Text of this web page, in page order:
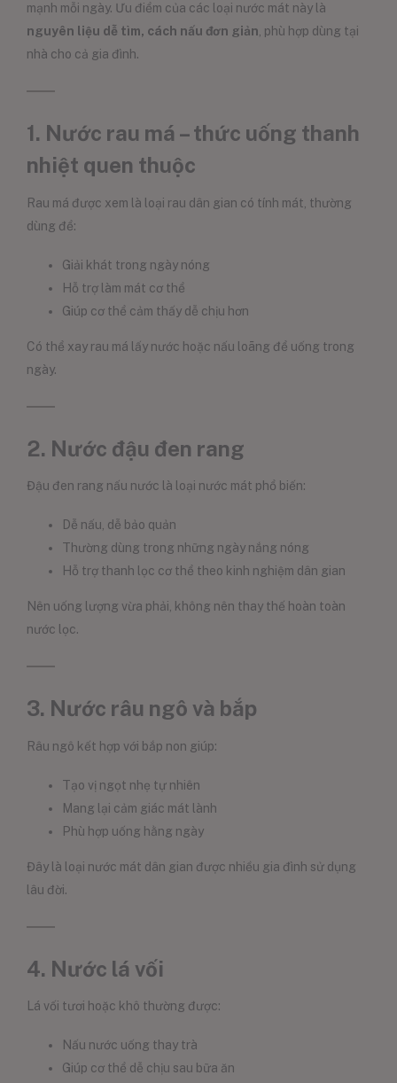
mạnh mỗi ngày. Ưu điểm của các loại nước mát này là
nguyên liệu dễ tìm, cách nấu đơn giản , phù hợp dùng tại
nhà cho cả gia đình.
1. Nước rau má – thức uống thanh
nhiệt quen thuộc
Rau má được xem là loại rau dân gian có tính mát, thường
dùng để:
Giải khát trong ngày nóng
Hỗ trợ làm mát cơ thể
Giúp cơ thể cảm thấy dễ chịu hơn
Có thể xay rau má lấy nước hoặc nấu loãng để uống trong
ngày.
2. Nước đậu đen rang
Đậu đen rang nấu nước là loại nước mát phổ biến:
Dễ nấu, dễ bảo quản
Thường dùng trong những ngày nắng nóng
Hỗ trợ thanh lọc cơ thể theo kinh nghiệm dân gian
Nên uống lượng vừa phải, không nên thay thế hoàn toàn
nước lọc.
3. Nước râu ngô và bắp
Râu ngô kết hợp với bắp non giúp:
Tạo vị ngọt nhẹ tự nhiên
Mang lại cảm giác mát lành
Phù hợp uống hằng ngày
Đây là loại nước mát dân gian được nhiều gia đình sử dụng
lâu đời.
4. Nước lá vối
Lá vối tươi hoặc khô thường được:
Nấu nước uống thay trà
Giúp cơ thể dễ chịu sau bữa ăn